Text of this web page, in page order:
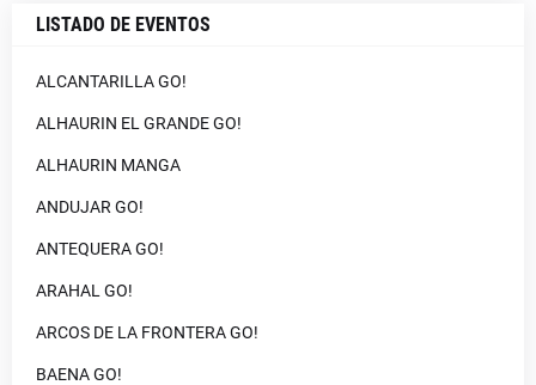
LISTADO DE EVENTOS
ALCANTARILLA GO!
ALHAURIN EL GRANDE GO!
ALHAURIN MANGA
ANDUJAR GO!
ANTEQUERA GO!
ARAHAL GO!
ARCOS DE LA FRONTERA GO!
BAENA GO!